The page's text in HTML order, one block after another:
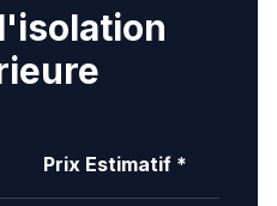
Prix Estimatif *